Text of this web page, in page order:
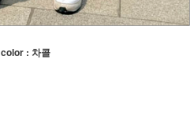
color : 차콜